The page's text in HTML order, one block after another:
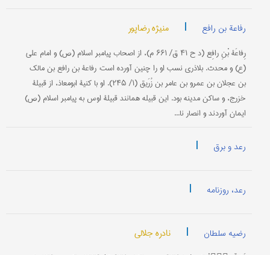
رفاعة بن رافع | منیژه رضاپور
رِفاعَة بْنِ رافِع (د ح ۴۱ ق/ ۶۶۱ م)، از اصحاب پیامبر اسلام (ص) و امام علی
(ع) و محدث. بلاذری نسب او را چنین آورده است: رفاعة بن رافع بن مالک
بن عجلان بن عمرو بن عامر بن زُرَیق (۱/ ۲۴۵). او با کنیۀ ابومعاذ، از قبیلۀ
خزرج، و ساکن مدینه بود. این قبیله همانند قبیلۀ اوس به پیامبر اسلام (ص)
ایمان آوردند و انصار نا...
رعد و برق |
رعد، روزنامه |
رضیه سلطان | نادره جلالی